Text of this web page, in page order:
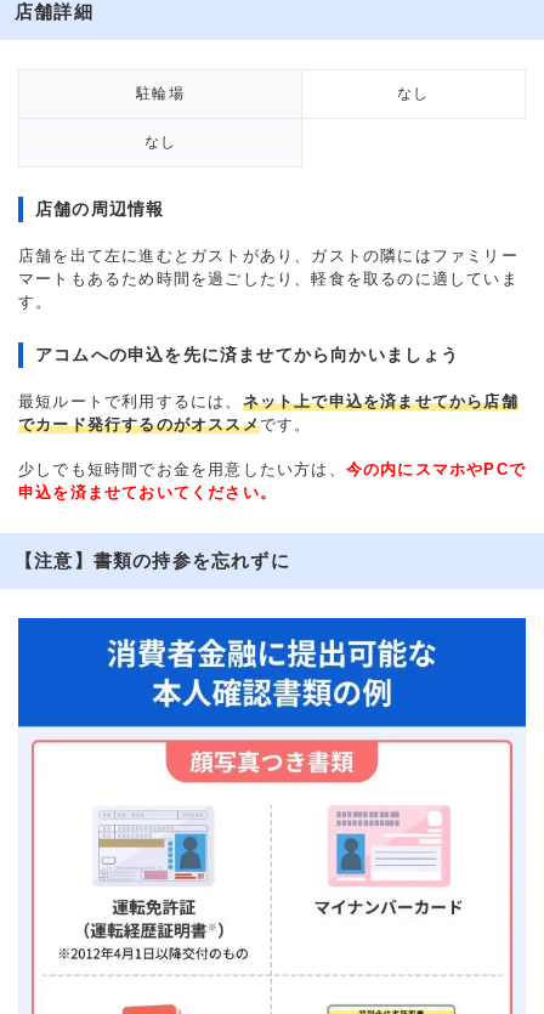
店舗詳細
駐輪場 なし
なし
店舗の周辺情報
店舗を出て左に進むとガストがあり、ガストの隣にはファミリー
マートもあるため時間を過ごしたり、軽食を取るのに適していま
す。
アコムへの申込を先に済ませてから向かいましょう
最短ルートで利用するには、 ネット上で申込を済ませてから店舗
でカード発行するのがオススメです。
少しでも短時間でお金を用意したい方は、 今の内にスマホやPCで
申込を済ませておいてください。
【注意】書類の持参を忘れずに